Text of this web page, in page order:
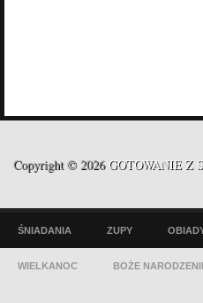
Copyright © 2026 GOTOWANIE Z
ŚNIADANIA ZUPY
WIELKANOC BOŻE